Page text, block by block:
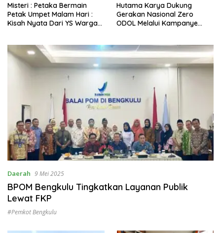
Hutama Karya Dukung
Gerakan Nasional Zero
ODOL Melalui Kampanye
Teror Makhluk Astral
Sesosok Anak Kecil dan
Bayangan Putih Kilat Setiap
Daerah 9 Mei 2025
BPOM Bengkulu Tingkatkan Layanan Publik
Lewat FKP
#Pemkot Bengkulu